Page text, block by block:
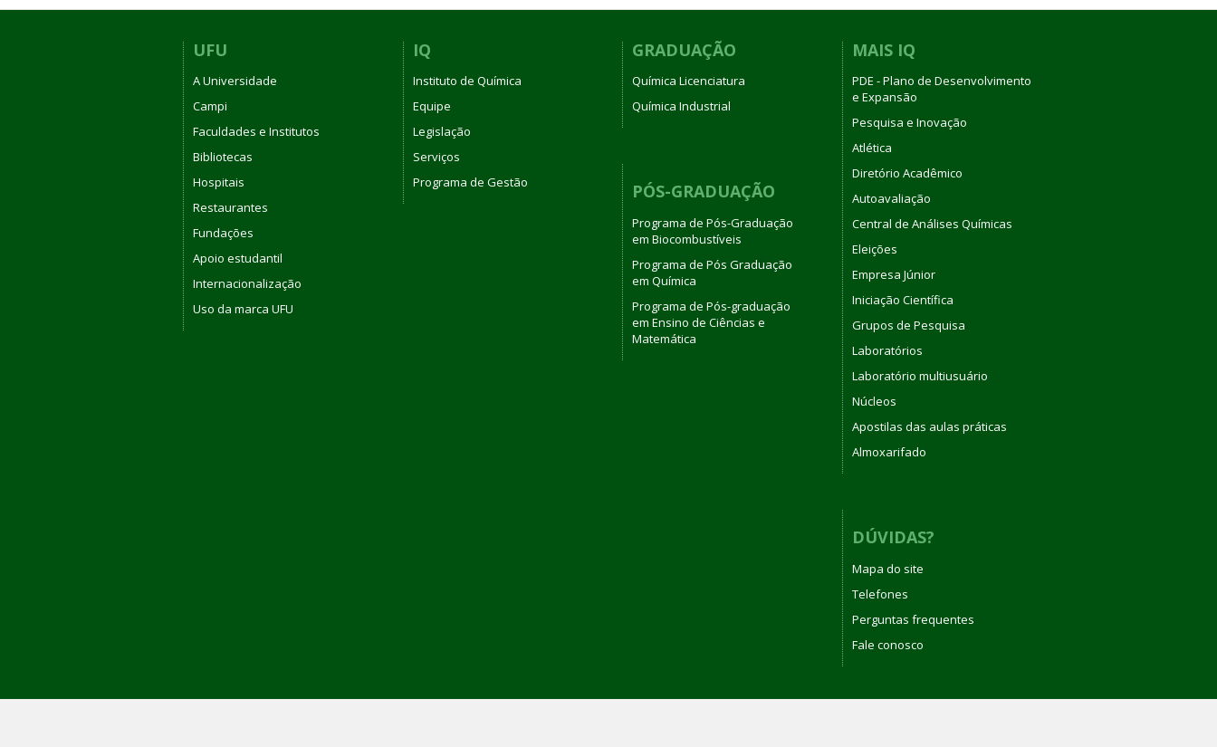
UFU
A Universidade
Campi
Faculdades e Institutos
Bibliotecas
Hospitais
Restaurantes
Fundações
Apoio estudantil
Internacionalização
Uso da marca UFU
IQ
Instituto de Química
Equipe
Legislação
Serviços
Programa de Gestão
GRADUAÇÃO
Química Licenciatura
Química Industrial
PÓS-GRADUAÇÃO
Programa de Pós-Graduação
em Biocombustíveis
Programa de Pós Graduação
em Química
Programa de Pós-graduação
em Ensino de Ciências e
Matemática
MAIS IQ
PDE - Plano de Desenvolvimento
e Expansão
Pesquisa e Inovação
Atlética
Diretório Acadêmico
Autoavaliação
Central de Análises Químicas
Eleições
Empresa Júnior
Iniciação Científica
Grupos de Pesquisa
Laboratórios
Laboratório multiusuário
Núcleos
Apostilas das aulas práticas
Almoxarifado
DÚVIDAS?
Mapa do site
Telefones
Perguntas frequentes
Fale conosco